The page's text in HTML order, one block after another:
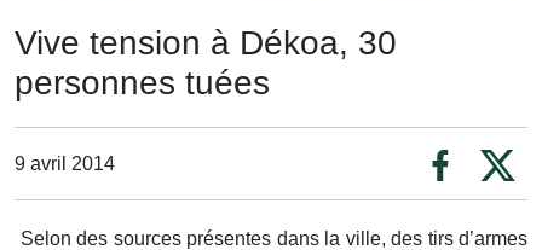
Vive tension à Dékoa, 30
personnes tuées
9 avril 2014
Selon des sources présentes dans la ville, des tirs d’armes